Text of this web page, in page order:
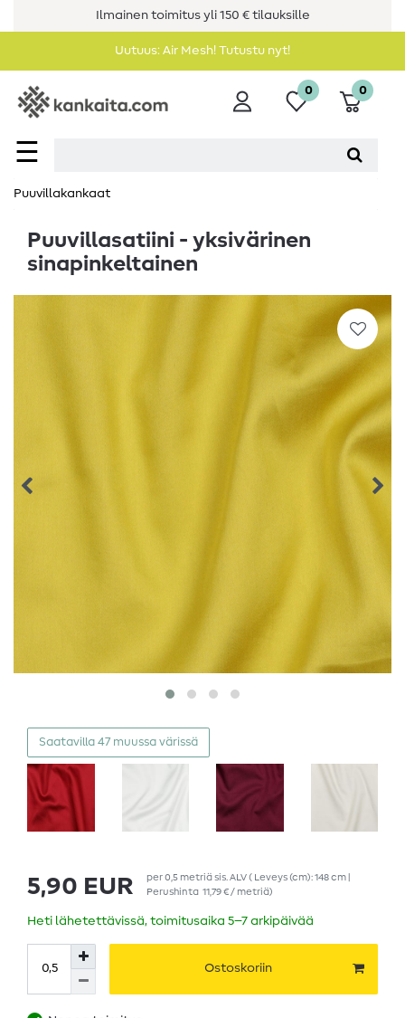
Ilmainen toimitus yli 150 € tilauksille
Uutuus: Air Mesh! Tutustu nyt!
☰
0 0
Puuvillakankaat
Puuvillasatiini - yksivärinen
sinapinkeltainen
Saatavilla 47 muussa värissä
5,90 EUR per0,5 metriäsis. ALV( Leveys (cm): 148 cm |
Perushinta 11,79 € / metriä)
Heti lähetettävissä, toimitusaika 5–7 arkipäivää
Ostoskoriin